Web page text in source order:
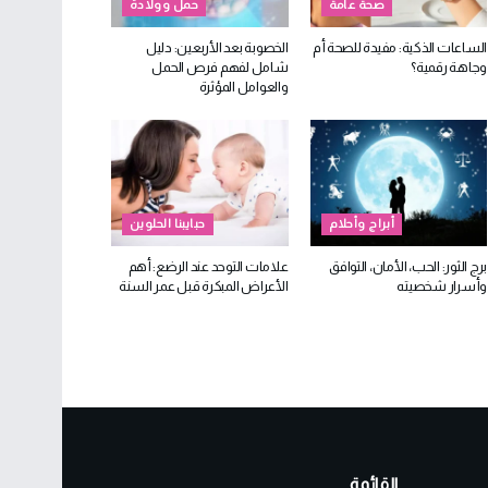
صحة عامة
الساعات الذكية: مفيدة للصحة أم
وجاهة رقمية؟
حمل وولادة
الخصوبة بعد الأربعين: دليل
شامل لفهم فرص الحمل
والعوامل المؤثرة
أبراج وأحلام
برج الثور: الحب، الأمان، التوافق
وأسرار شخصيته
حبايبنا الحلوين
علامات التوحد عند الرضع: أهم
الأعراض المبكرة قبل عمر السنة